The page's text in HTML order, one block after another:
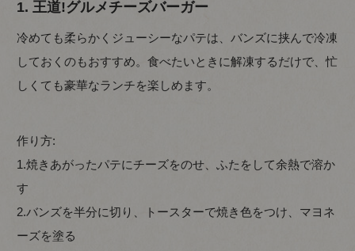
1. 王道!グルメチーズバーガー
冷めても柔らかくジューシーなパテは、バンズに挟んで冷凍
しておくのもおすすめ。食べたいときに解凍するだけで、忙
しくても豪華なランチを楽しめます。
作り方:
1.焼きあがったパテにチーズをのせ、ふたをして余熱で溶か
す
2.バンズを半分に切り、トースターで焼き色をつけ、マヨネ
ーズを塗る